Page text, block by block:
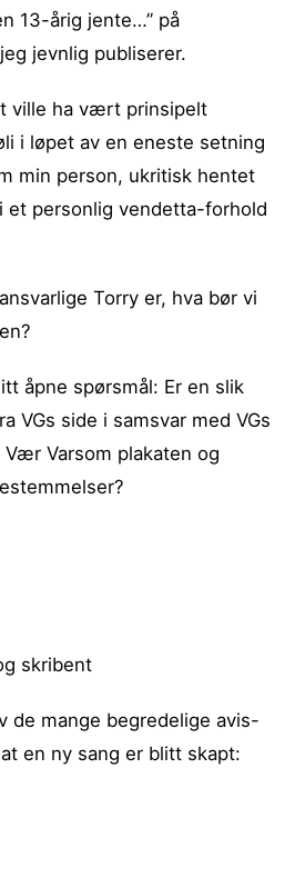
13-årig jente…” på
jevnlig publiserer.
ville ha vært prinsipelt
i løpet av en eneste setning
min person, ukritisk hentet
et personlig vendetta-forhold
Torry er, hva bør vi
åpne spørsmål: Er en slik
VGs side i samsvar med VGs
Varsom plakaten og
skribent
de mange begredelige avis-
en ny sang er blitt skapt: